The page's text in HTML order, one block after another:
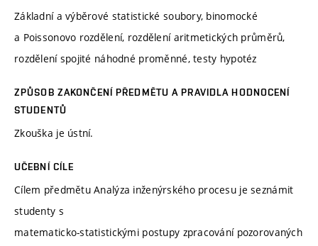
Základní a výběrové statistické soubory, binomocké
a Poissonovo rozdělení, rozdělení aritmetických průměrů,
rozdělení spojité náhodné proměnné, testy hypotéz
ZPŮSOB ZAKONČENÍ PŘEDMĚTU A PRAVIDLA HODNOCENÍ
STUDENTŮ
Zkouška je ústní.
UČEBNÍ CÍLE
Cílem předmětu Analýza inženýrského procesu je seznámit
studenty s
matematicko-statistickými postupy zpracování pozorovaných